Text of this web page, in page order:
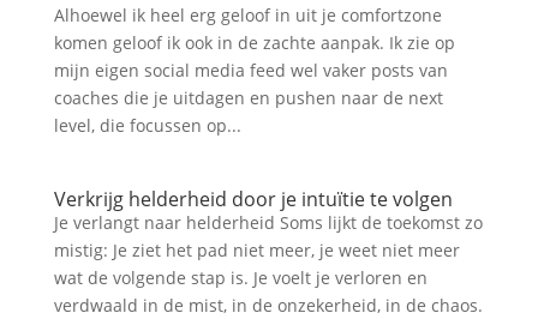
Alhoewel ik heel erg geloof in uit je comfortzone
komen geloof ik ook in de zachte aanpak. Ik zie op
mijn eigen social media feed wel vaker posts van
coaches die je uitdagen en pushen naar de next
level, die focussen op...
Verkrijg helderheid door je intuïtie te volgen
Je verlangt naar helderheid Soms lijkt de toekomst zo
mistig: Je ziet het pad niet meer, je weet niet meer
wat de volgende stap is. Je voelt je verloren en
verdwaald in de mist, in de onzekerheid, in de chaos.